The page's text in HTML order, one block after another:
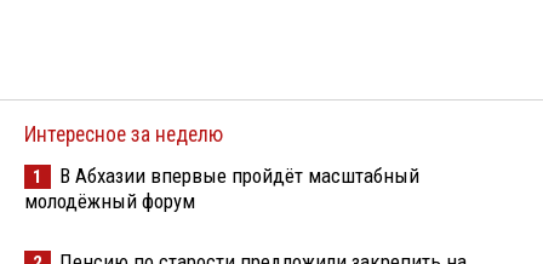
Интересное за неделю
1
В Абхазии впервые пройдёт масштабный
молодёжный форум